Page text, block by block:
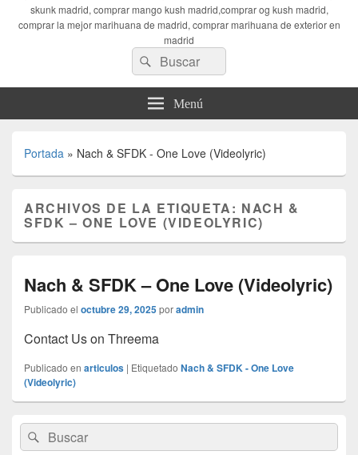
skunk madrid, comprar mango kush madrid,comprar og kush madrid,
comprar la mejor marihuana de madrid, comprar marihuana de exterior en
madrid
Buscar
por:
Buscar
Menú
Portada » Nach & SFDK - One Love (Videolyric)
ARCHIVOS DE LA ETIQUETA: NACH &
SFDK – ONE LOVE (VIDEOLYRIC)
Nach & SFDK – One Love (Videolyric)
Publicado el octubre 29, 2025poradmin
Contact Us on Threema
Publicado en articulos | Etiquetado Nach & SFDK - One Love
(Videolyric)
área
de
Buscar
por:
Buscar